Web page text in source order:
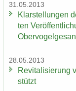
31.05.2013
Klar­stel­lun­gen
ten
28.05.2013
Re­vi­ta­li­sie­rung
stützt